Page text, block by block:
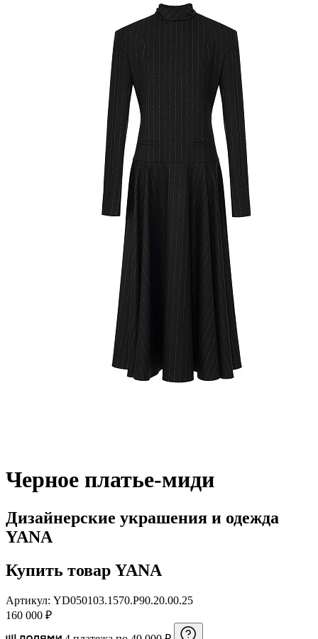
Черное платье-миди
Дизайнерские украшения и одежда
YANA
Купить товар YANA
Артикул: YD050103.1570.P90.20.00.25
160 000 ₽